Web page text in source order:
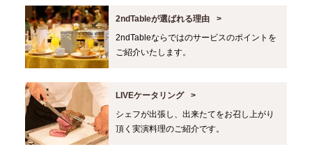
2ndTableが選ばれる理由
2ndTableならではのサービスのポイントを
ご紹介いたします。
LIVEケータリング
シェフが出張し、出来たてをお召し上がり
頂く実演料理のご紹介です。